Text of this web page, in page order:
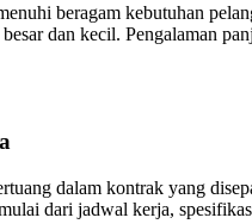
beragam kebutuhan
dan kecil. Pengalaman
dalam kontrak yang
dari jadwal kerja,